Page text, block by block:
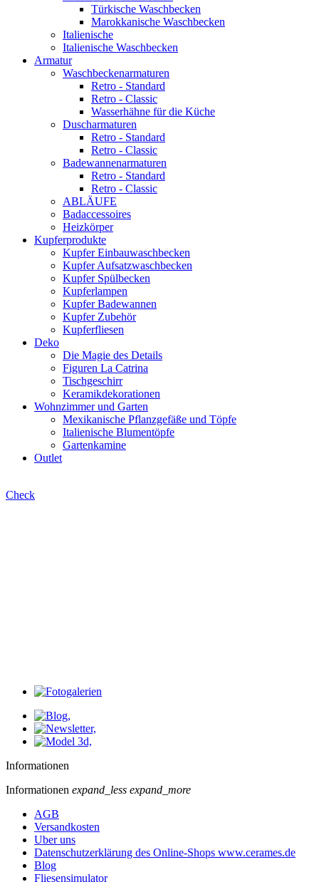
Türkische Waschbecken
Marokkanische Waschbecken
Italienische
Italienische Waschbecken
Armatur
Waschbeckenarmaturen
Retro - Standard
Retro - Classic
Wasserhähne für die Küche
Duscharmaturen
Retro - Standard
Retro - Classic
Badewannenarmaturen
Retro - Standard
Retro - Classic
ABLÄUFE
Badaccessoires
Heizkörper
Kupferprodukte
Kupfer Einbauwaschbecken
Kupfer Aufsatzwaschbecken
Kupfer Spülbecken
Kupferlampen
Kupfer Badewannen
Kupfer Zubehör
Kupferfliesen
Deko
Die Magie des Details
Figuren La Catrina
Tischgeschirr
Keramikdekorationen
Wohnzimmer und Garten
Mexikanische Pflanzgefäße und Töpfe
Italienische Blumentöpfe
Gartenkamine
Outlet
Check
Informationen
Informationen expand_less expand_more
AGB
Versandkosten
Uber uns
Datenschutzerklärung des Online-Shops www.cerames.de
Blog
Fliesensimulator